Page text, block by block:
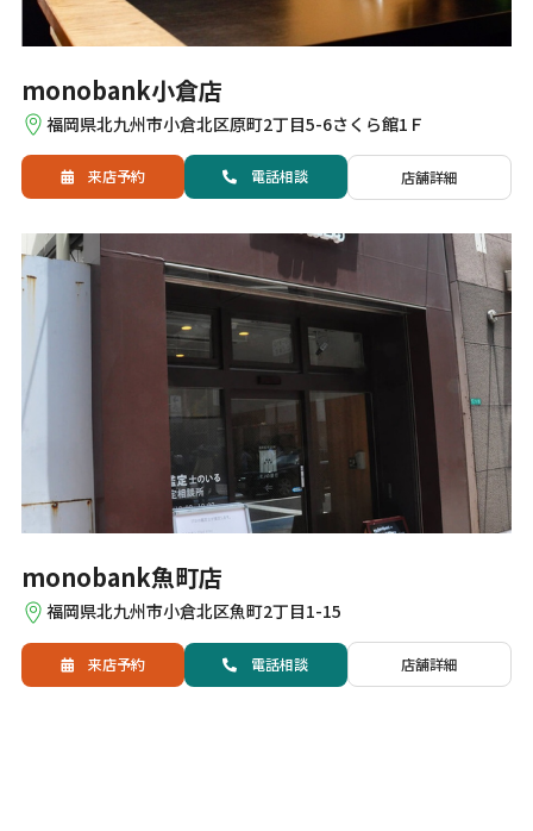
monobank小倉店
福岡県北九州市小倉北区原町2丁目5-6さくら館1Ｆ
来店予約 電話相談 店舗詳細
monobank魚町店
福岡県北九州市小倉北区魚町2丁目1-15
来店予約 電話相談 店舗詳細